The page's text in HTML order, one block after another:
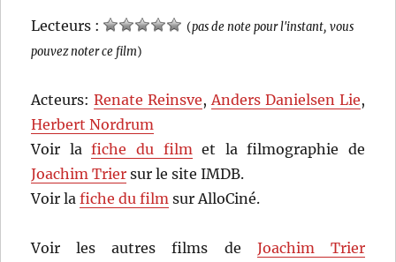
Lecteurs : (pas de note pour l'instant, vous
pouvez noter ce film)
Acteurs:Renate Reinsve, Anders Danielsen Lie,
Herbert Nordrum
Voir lafiche du film et la filmographie de
Joachim Trier sur le site IMDB.
Voir lafiche du film sur AlloCiné.
Voir les autres films de Joachim Trier